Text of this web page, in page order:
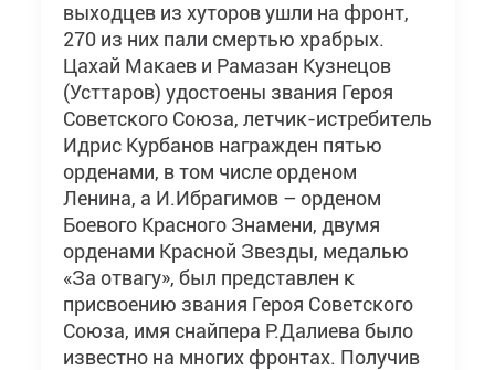
выходцев из хуторов ушли на фронт,
270 из них пали смертью храбрых.
Цахай Макаев и Рамазан Кузнецов
(Усттаров) удостоены звания Героя
Советского Союза, летчик-истребитель
Идрис Курбанов награжден пятью
орденами, в том числе орденом
Ленина, а И.Ибрагимов – орденом
Боевого Красного Знамени, двумя
орденами Красной Звезды, медалью
«За отвагу», был представлен к
присвоению звания Героя Советского
Союза, имя снайпера Р.Далиева было
известно на многих фронтах. Получив